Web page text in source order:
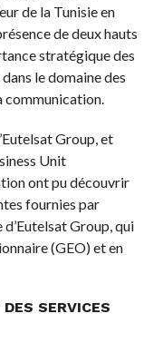
de la Tunisie en
de deux hauts
stratégique des
le domaine des
communication.
Group, et
Unit
ont pu découvrir
fournies par
Group, qui
(GEO) et en
SERVICES